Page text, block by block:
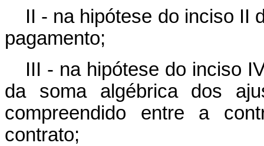
II - na hipótese do inciso II
pagamento;
III - na hipótese do inciso
da soma algébrica dos
compreendido entre a
contrato;